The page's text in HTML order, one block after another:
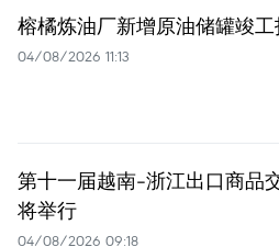
榕橘炼油厂新增原油储罐竣工
04/08/2026 11:13
第十一届越南-浙江出口商品
将举行
04/08/2026 09:18